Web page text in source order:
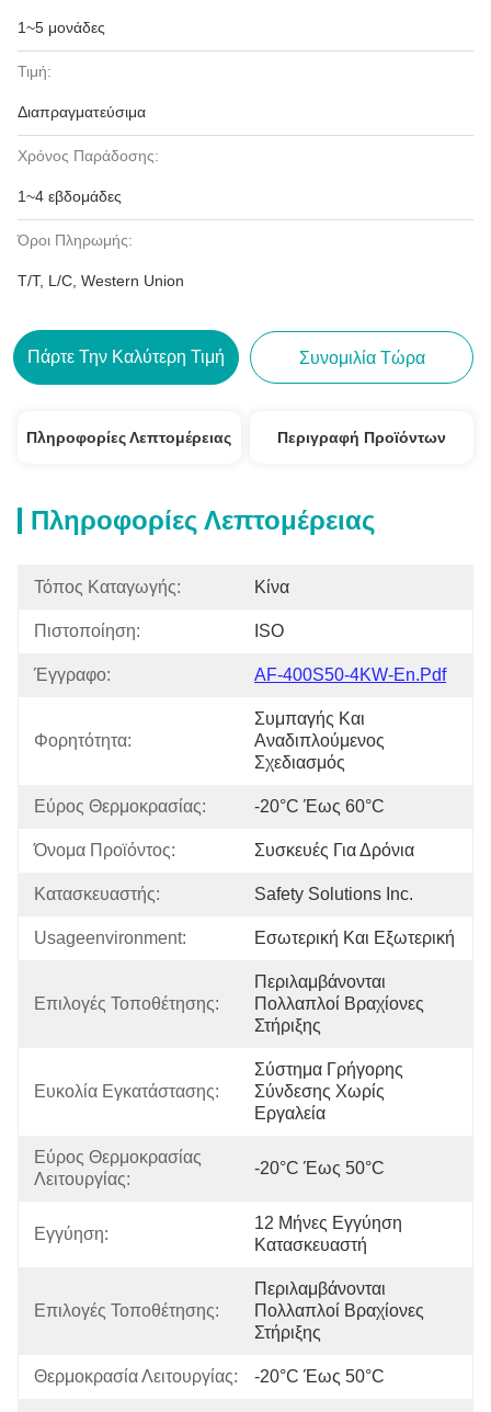
1~5 μονάδες
Τιμή:
Διαπραγματεύσιμα
Χρόνος Παράδοσης:
1~4 εβδομάδες
Όροι Πληρωμής:
T/T, L/C, Western Union
Πάρτε Την Καλύτερη Τιμή Συνομιλία Τώρα
Πληροφορίες Λεπτομέρειας Περιγραφή Προϊόντων
Πληροφορίες Λεπτομέρειας
Τόπος Καταγωγής: Κίνα
Πιστοποίηση: ISO
Έγγραφο: AF-400S50-4KW-En.pdf
Φορητότητα:
Συμπαγής Και
Αναδιπλούμενος
Σχεδιασμός
Εύρος Θερμοκρασίας: -20°C Έως 60°C
Όνομα Προϊόντος: Συσκευές Για Δρόνια
Κατασκευαστής: Safety Solutions Inc.
Usageenvironment: Εσωτερική Και Εξωτερική
Επιλογές Τοποθέτησης:
Περιλαμβάνονται
Πολλαπλοί Βραχίονες
Στήριξης
Ευκολία Εγκατάστασης:
Σύστημα Γρήγορης
Σύνδεσης Χωρίς
Εργαλεία
Εύρος Θερμοκρασίας
Λειτουργίας:
-20°C Έως 50°C
Εγγύηση:
12 Μήνες Εγγύηση
Κατασκευαστή
Επιλογές Τοποθέτησης:
Περιλαμβάνονται
Πολλαπλοί Βραχίονες
Στήριξης
Θερμοκρασία Λειτουργίας: -20°C Έως 50°C